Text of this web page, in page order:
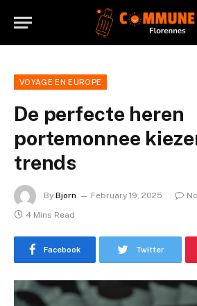
VOYAGE EN EUROPE
De perfecte heren
portemonnee
trends
By Bjorn February 19, 2025
4 Mins Read
Facebook Twitter